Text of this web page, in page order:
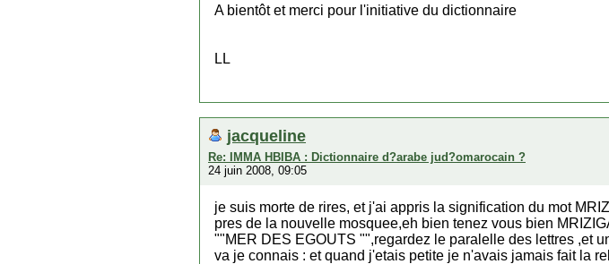
A bientôt et merci pour l'initiative du dictionnaire
LL
jacqueline
Re: IMMA HBIBA : Dictionnaire d?arabe jud?omarocain ?
24 juin 2008, 09:05
je suis morte de rires, et j'ai appris la signification du mot
pres de la nouvelle mosquee,eh bien tenez vous bien
""MER DES EGOUTS "",regardez le paralelle des lettres ,et
va je connais : et quand j'etais petite je n'avais jamais fait la